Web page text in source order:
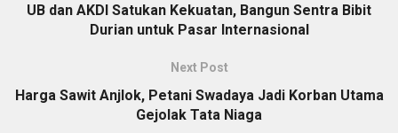
UB dan AKDI Satukan Kekuatan, Bangun Sentra Bibit
Durian untuk Pasar Internasional
Next Post
Harga Sawit Anjlok, Petani Swadaya Jadi Korban Utama
Gejolak Tata Niaga